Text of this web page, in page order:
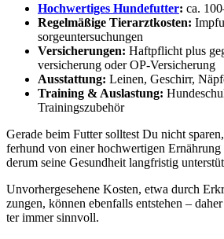
Hoch­wer­ti­ges Hun­de­fut­ter: ca.
Regel­mä­ßi­ge Tier­arzt­kos­ten:
sor­ge­un­ter­su­chun­gen
Ver­si­che­run­gen: Haft­pflicht plus
ver­si­che­rung oder OP-Ver­si­che­rung
Aus­stat­tung: Lei­nen, Geschirr,
Trai­ning & Aus­las­tung:
Trai­nings­zu­be­hör
Gera­de beim Fut­ter soll­test Du nicht
fer­hund von einer hoch­wer­ti­gen
der­um sei­ne Gesund­heit lang­fris­tig
Unvor­her­ge­se­he­ne Kos­ten, etwa durch
zun­gen, kön­nen eben­falls ent­ste­hen –
ter immer sinn­voll.